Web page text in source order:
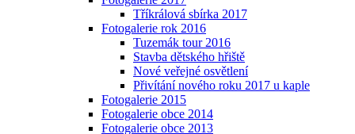
Tříkrálová sbírka 2017
Fotogalerie rok 2016
Tuzemák tour 2016
Stavba dětského hřiště
Nové veřejné osvětlení
Přivítání nového roku 2017 u kaple
Fotogalerie 2015
Fotogalerie obce 2014
Fotogalerie obce 2013